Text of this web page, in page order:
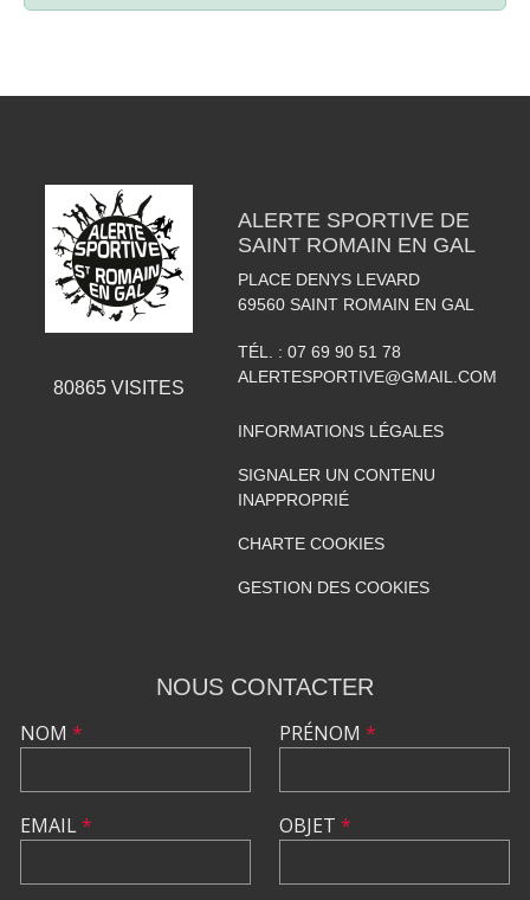
80865VISITES
ALERTE SPORTIVE DE
SAINT ROMAIN EN GAL
PLACE DENYS LEVARD
69560 SAINT ROMAIN EN GAL
TÉL. : 07 69 90 51 78
ALERTESPORTIVE@GMAIL.COM
INFORMATIONS LÉGALES
SIGNALER UN CONTENU
INAPPROPRIÉ
CHARTE COOKIES
GESTION DES COOKIES
NOUS CONTACTER
NOM *
EMAIL*
PRÉNOM *
OBJET *